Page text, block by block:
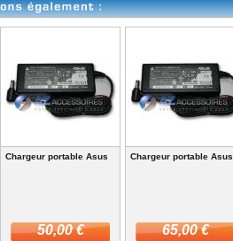
Chargeur portable Asus
50,00 €
Chargeur portable Asus
65,00 €